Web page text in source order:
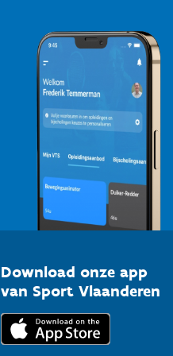
Download onze app
van Sport Vlaanderen